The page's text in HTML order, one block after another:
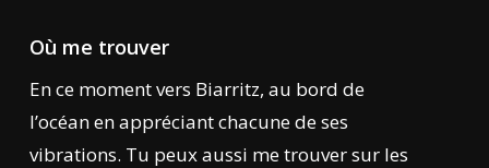
Où me trouver
En ce moment vers Biarritz, au bord de
l’océan en appréciant chacune de ses
vibrations. Tu peux aussi me trouver sur les